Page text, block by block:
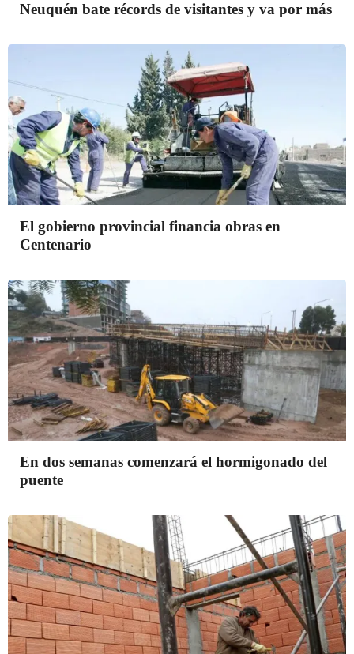
Neuquén bate récords de visitantes y va por más
El gobierno provincial financia obras en
Centenario
En dos semanas comenzará el hormigonado del
puente